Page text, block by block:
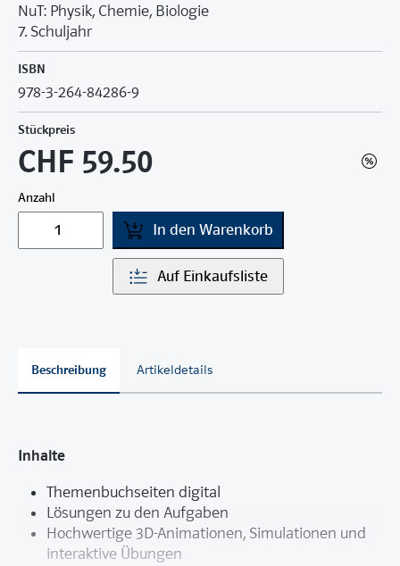
NuT: Physik, Chemie, Biologie
7. Schuljahr
ISBN
978-3-264-84286-9
Stückpreis
CHF 59.50
Anzahl
In den Warenkorb
Auf Einkaufsliste
Beschreibung Artikeldetails
Inhalte
Themenbuchseiten digital
Lösungen zu den Aufgaben
Hochwertige 3D-Animationen, Simulationen und
interaktive Übungen